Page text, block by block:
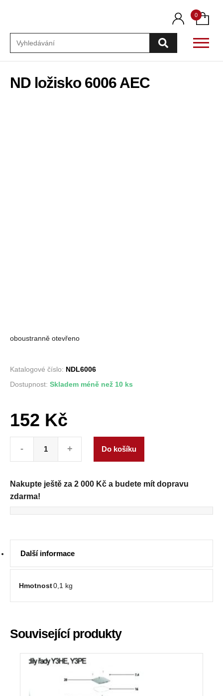
0
ND ložisko 6006 AEC
oboustranně otevřeno
Katalogové číslo: NDL6006
Dostupnost: Skladem méně než 10 ks
152 Kč
- + Do košíku
Nakupte ještě za 2 000 Kč a budete mít dopravu
zdarma!
Další informace
Další informace
Hmotnost0,1 kg
Související produkty